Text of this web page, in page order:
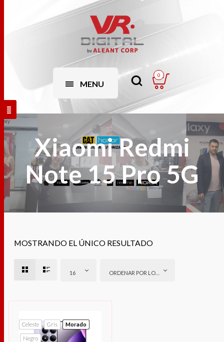
MENU
0
Xiaomi Redmi
Note 15 Pro 5G
MOSTRANDO EL ÚNICO RESULTADO
16 ORDENAR POR LOS ÚLTIMOS
Celeste Gris Morado
Negro